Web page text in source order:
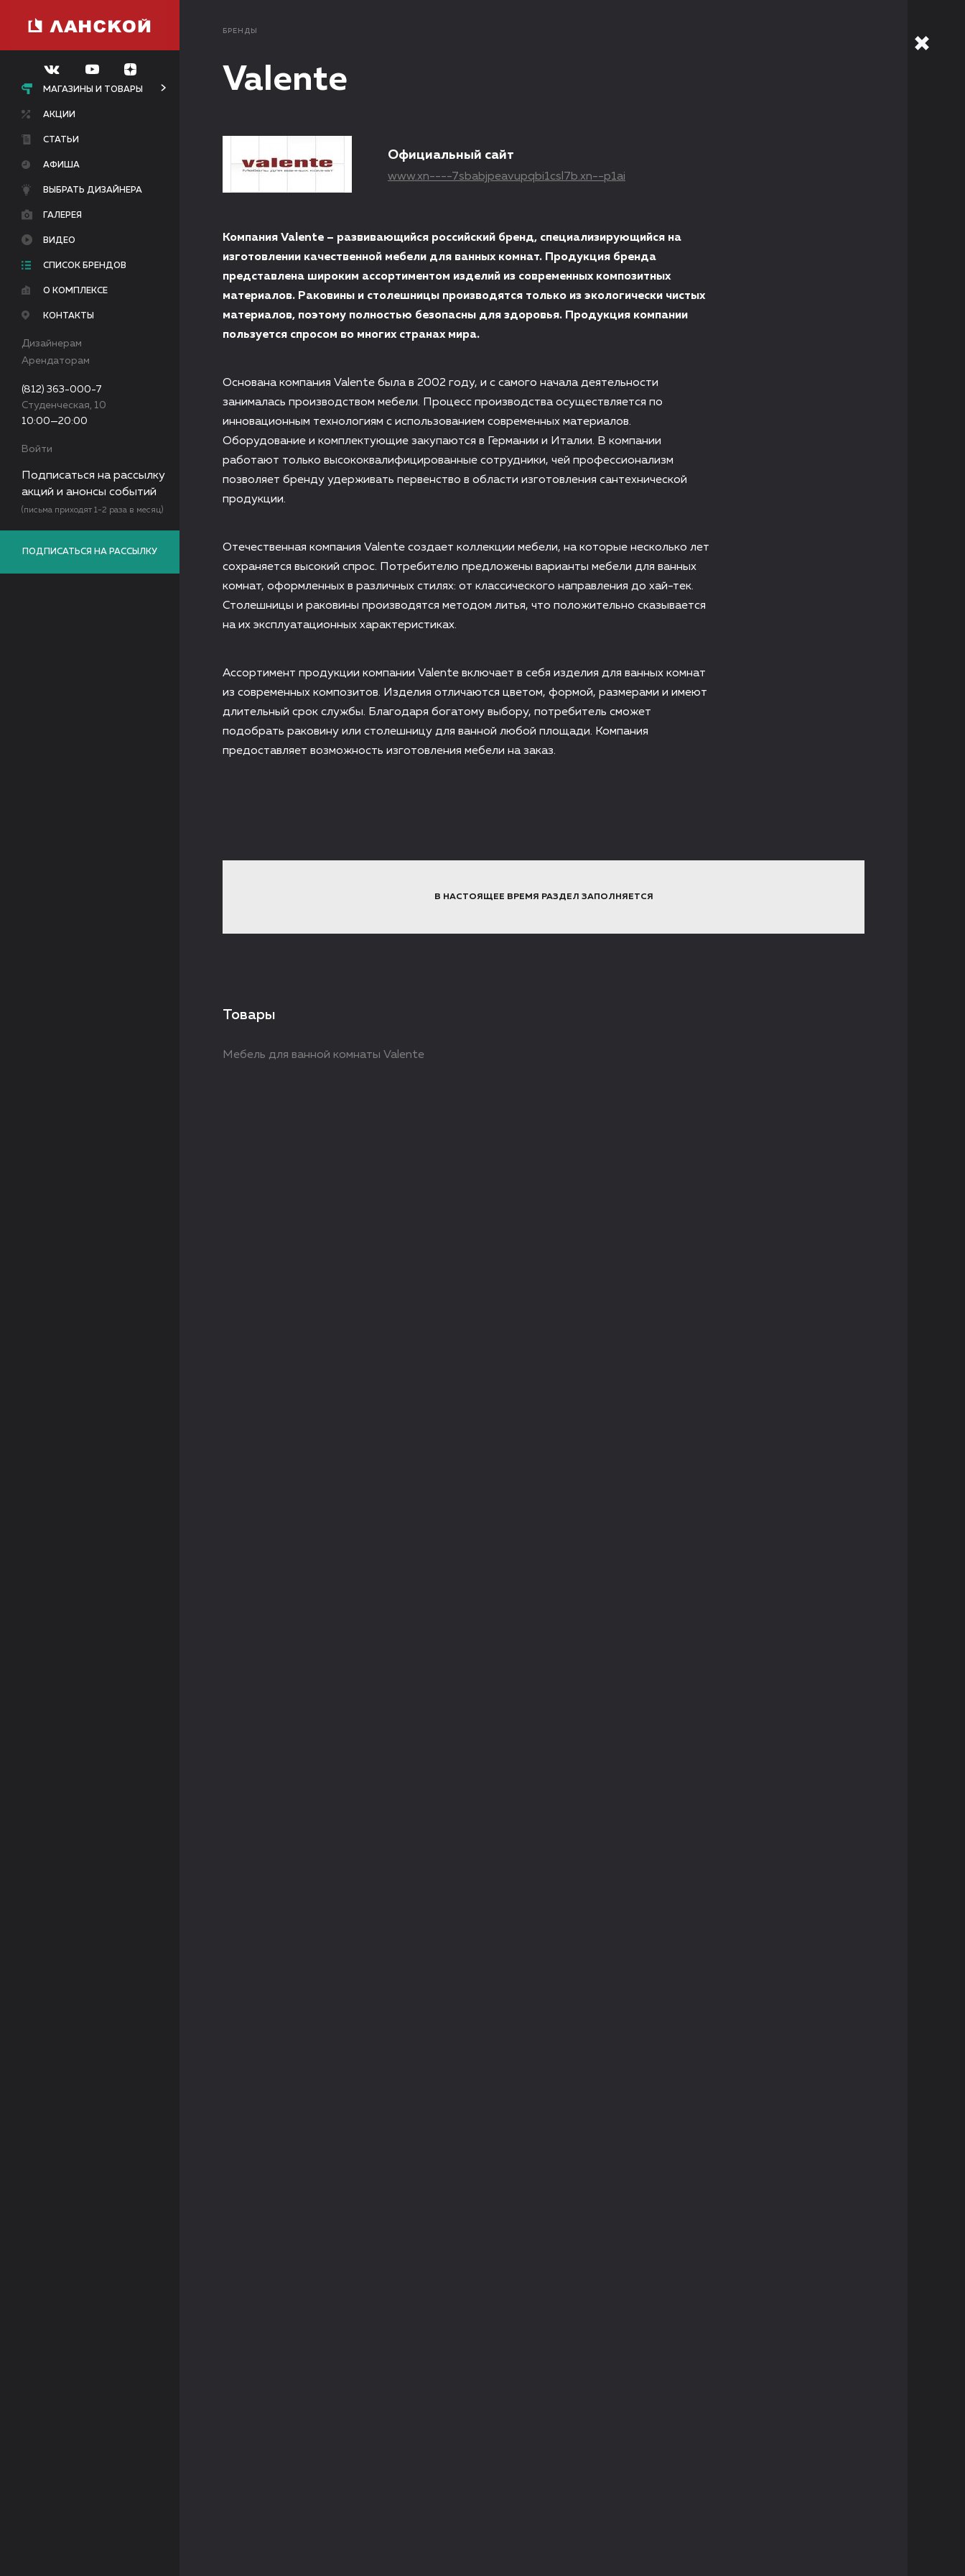
МАГАЗИНЫ И ТОВАРЫ
АКЦИИ
СТАТЬИ
АФИША
ВЫБРАТЬ ДИЗАЙНЕРА
ГАЛЕРЕЯ
ВИДЕО
СПИСОК БРЕНДОВ
О КОМПЛЕКСЕ
КОНТАКТЫ
Дизайнерам
Арендаторам
(812) 363-000-7
Студенческая, 10
10:00—20:00
Войти
Подписаться на рассылку
акций и анонсы событий
(письма приходят 1-2 раза в месяц)
ПОДПИСАТЬСЯ НА РАССЫЛКУ
БРЕНДЫ
Valente
Официальный сайт
www.xn----7sbabjpeavupqbi1csl7b.xn--p1ai
Компания Valente – развивающийся российский бренд, специализирующийся на
изготовлении качественной мебели для ванных комнат. Продукция бренда
представлена широким ассортиментом изделий из современных композитных
материалов. Раковины и столешницы производятся только из экологически чистых
материалов, поэтому полностью безопасны для здоровья. Продукция компании
пользуется спросом во многих странах мира.
Основана компания Valente была в 2002 году, и с самого начала деятельности
занималась производством мебели. Процесс производства осуществляется по
инновационным технологиям с использованием современных материалов.
Оборудование и комплектующие закупаются в Германии и Италии. В компании
работают только высококвалифицированные сотрудники, чей профессионализм
позволяет бренду удерживать первенство в области изготовления сантехнической
продукции.
Отечественная компания Valente создает коллекции мебели, на которые несколько лет
сохраняется высокий спрос. Потребителю предложены варианты мебели для ванных
комнат, оформленных в различных стилях: от классического направления до хай-тек.
Столешницы и раковины производятся методом литья, что положительно сказывается
на их эксплуатационных характеристиках.
Ассортимент продукции компании Valente включает в себя изделия для ванных комнат
из современных композитов. Изделия отличаются цветом, формой, размерами и имеют
длительный срок службы. Благодаря богатому выбору, потребитель сможет
подобрать раковину или столешницу для ванной любой площади. Компания
предоставляет возможность изготовления мебели на заказ.
В НАСТОЯЩЕЕ ВРЕМЯ РАЗДЕЛ ЗАПОЛНЯЕТСЯ
Товары
Мебель для ванной комнаты Valente